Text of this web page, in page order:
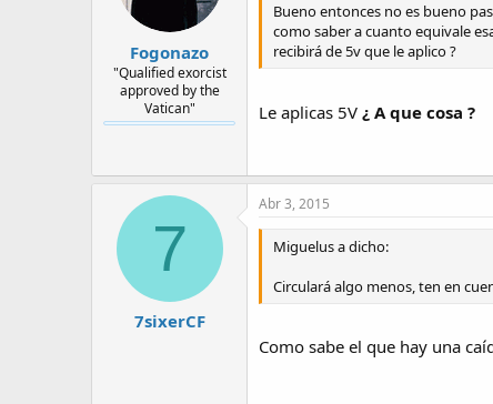
Fogonazo
"Qualified exorcist
approved by the
Vatican"
Bueno entonces no es bueno
como saber a cuanto equivale
recibirá de 5v que le aplico ?
Le aplicas 5V ¿ A que cosa ?
7
7sixerCF
Abr 3, 2015
Miguelus a dicho:
Circulará algo menos, ten en
Como sabe el que hay una